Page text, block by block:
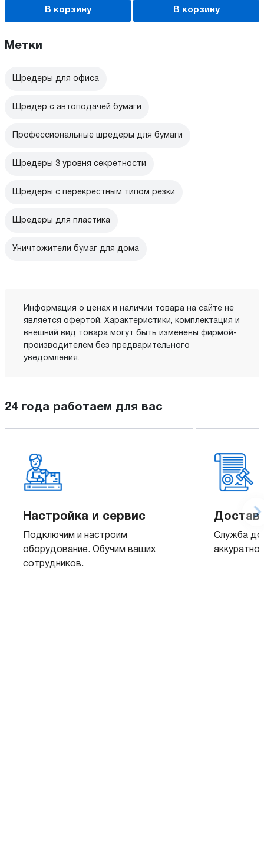
В корзину В корзину
Метки
Шредеры для офиса
Шредер с автоподачей бумаги
Профессиональные шредеры для бумаги
Шредеры 3 уровня секретности
Шредеры с перекрестным типом резки
Шредеры для пластика
Уничтожители бумаг для дома
Информация о ценах и наличии товара на сайте не
является офертой. Характеристики, комплектация и
внешний вид товара могут быть изменены фирмой-
производителем без предварительного
уведомления.
24 года работаем для вас
Настройка и сервис
Подключим и настроим
оборудование. Обучим ваших
сотрудников.
Служба
аккуратно